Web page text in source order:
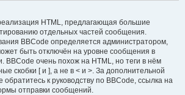
HTML, предлагающая большие
отдельных частей сообщения.
BBCode определяется администратором,
быть отключён на уровне сообщения в
BBCode очень похож на HTML, но теги в нём
скобки [ и ], а не в < и >. За дополнительной
к руководству по BBCode, ссылка на
отправки сообщений.